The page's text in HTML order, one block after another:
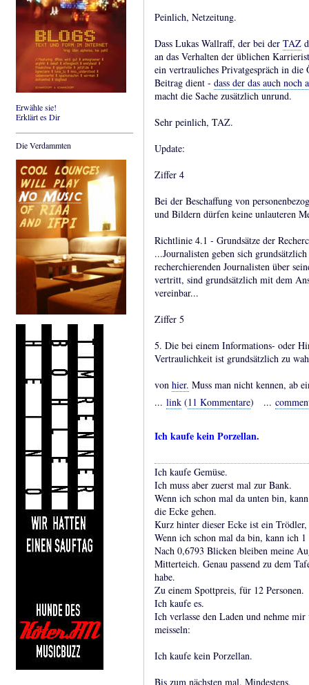
Erwähle sie!
Erklärt es Dir
Die Verdammten
Peinlich, Netzeitung.
Dass Lukas Wallraff, der bei der TAZ
an das Verhalten der üblichen
ein vertrauliches Privatgespräch in die
Beitrag dient - dass der das auch noch
macht die Sache zusätzlich unrund.
Sehr peinlich, TAZ.
Update:
Ziffer 4
Bei der Beschaffung von
und Bildern dürfen keine unlauteren
Richtlinie 4.1 - Grundsätze der
...Journalisten geben sich
recherchierenden Journalisten über
vertritt, sind grundsätzlich mit dem
vereinbar...
Ziffer 5
5. Die bei einem Informations- oder
Vertraulichkeit ist grundsätzlich zu
von hier. Muss man nicht kennen, ab
... link (11 Kommentare) ...
Ich kaufe kein Porzellan.
Ich kaufe Gemüse.
Ich muss aber zuerst mal zur Bank.
Wenn ich schon mal da unten bin,
die Ecke gehen.
Kurz hinter dieser Ecke ist ein
Wenn ich schon mal da bin, kann ich
Nach 0,6793 Blicken bleiben meine
Mitterteich. Genau passend zu dem
habe.
Zu einem Spottpreis, für 12 Personen.
Ich kaufe es.
Ich verlasse den Laden und nehme
meisseln:
Ich kaufe kein Porzellan.
Bis zum nächsten mal. Mindestens.